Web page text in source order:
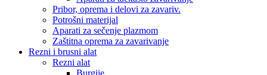
Pribor, oprema i delovi za zavariv.
Potrošni materijal
Aparati za sečenje plazmom
Zaštitna oprema za zavarivanje
Rezni i brusni alat
Rezni alat
Burgije